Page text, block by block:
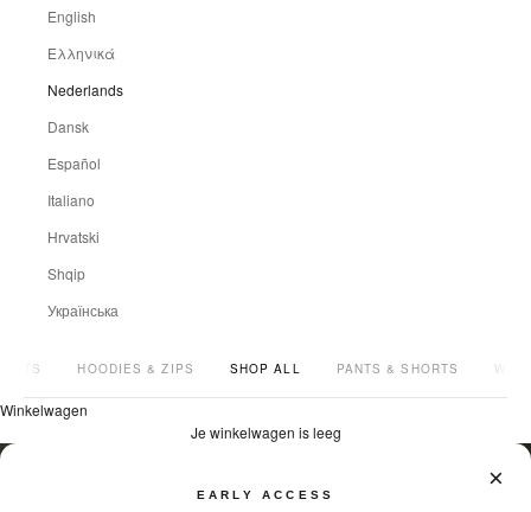
English
Ελληνικά
Nederlands
Dansk
Español
Italiano
Hrvatski
Shqip
Українська
HOODIES & ZIPS SHOP ALL PANTS & SHORTS
Winkelwagen
Je winkelwagen is leeg
×
EARLY ACCESS